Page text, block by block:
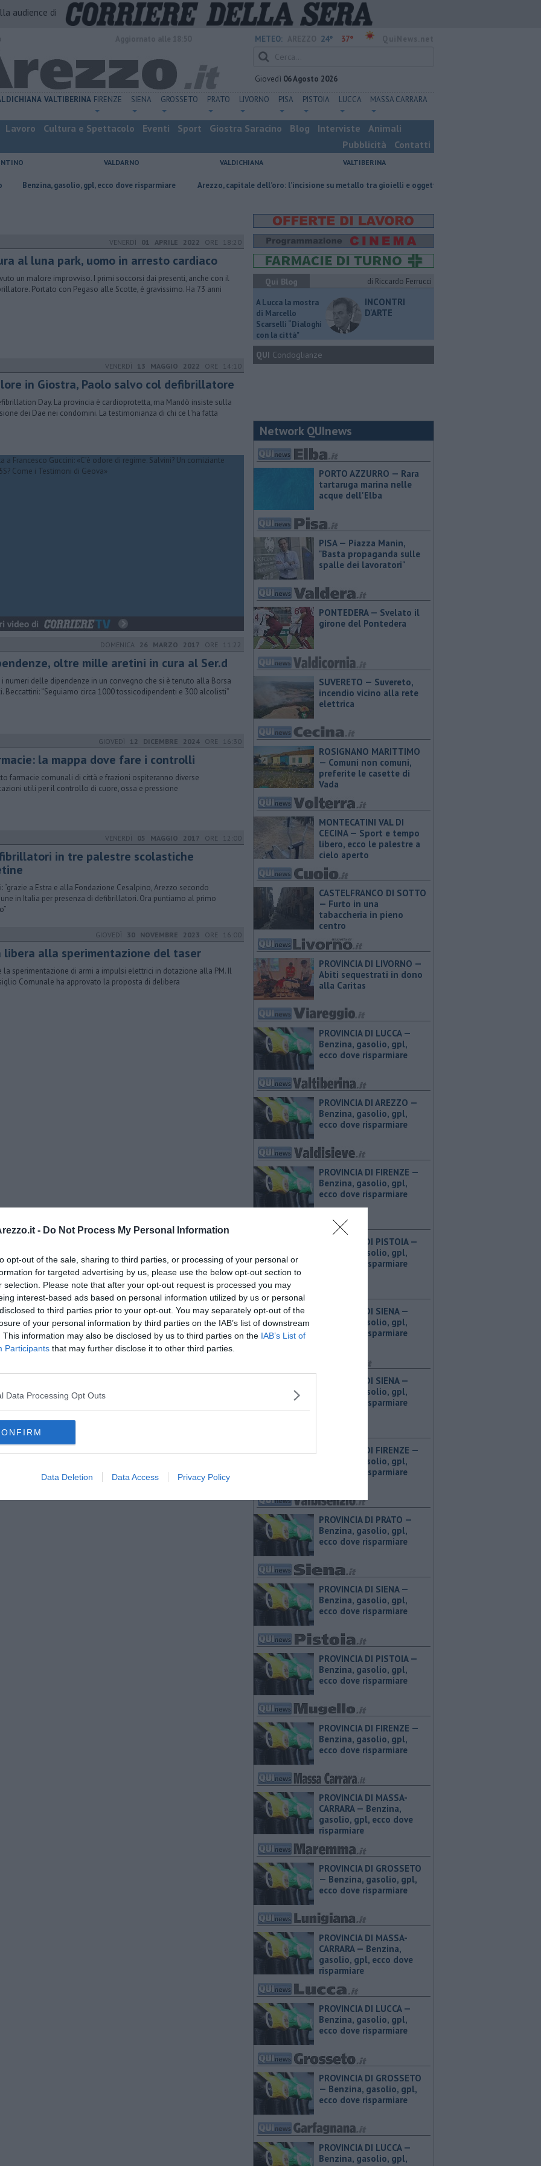
- Do Not Process My Personal Information
opt-out of the sale, sharing to third parties, or processing of your personal or
for targeted advertising by us, please use the below opt-out section to
selection. Please note that after your opt-out request is processed you may
interest-based ads based on personal information utilized by us or personal
to third parties prior to your opt-out. You may separately opt-out of the
of your personal information by third parties on the IAB’s list of downstream
This information may also be disclosed by us to third parties on the IAB’s List of
Participants that may further disclose it to other third parties.
Data Processing Opt Outs
Data Deletion Data Access Privacy Policy
audience di
METEO: 24° 37°
Giovedì 06 Agosto 2026
VALTIBERINA FIRENZE SIENA GROSSETO PRATO LIVORNO PISA PISTOIA LUCCA MASSA CARRARA
Lavoro Cultura e Spettacolo Eventi Sport Giostra Saracino Blog Interviste
Animali
Pubblicità
Contatti
VALDARNO VALDICHIANA VALTIBERINA
gasolio, gpl, ecco dove risparmiare Arezzo, capitale dell’oro: l’incisione su metallo tra gioielli e oggetti personalizzati
VENERDÌ 01 APRILE 2022 ORE 18:20
al luna park, uomo in arresto cardiaco
un malore improvviso. I primi soccorsi dai presenti, anche con il
Portato con Pegaso alle Scotte, è gravissimo. Ha 73 anni
VENERDÌ 13 MAGGIO 2022 ORE 14:10
in Giostra, Paolo salvo col defibrillatore
Day. La provincia è cardioprotetta, ma Mandò insiste sulla
dei Dae nei condomini. La testimonianza di chi ce l'ha fatta
DOMENICA 26 MARZO 2017 ORE 11:22
oltre mille aretini in cura al Ser.d
i numeri delle dipendenze in un convegno che si è tenuto alla Borsa
Beccattini: “Seguiamo circa 1000 tossicodipendenti e 300 alcolisti”
GIOVEDÌ 12 DICEMBRE 2024 ORE 16:30
la mappa dove fare i controlli
farmacie comunali di città e frazioni ospiteranno diverse
utili per il controllo di cuore, ossa e pressione
VENERDÌ 05 MAGGIO 2017 ORE 12:00
in tre palestre scolastiche
“grazie a Estra e alla Fondazione Cesalpino, Arezzo secondo
in Italia per presenza di defibrillatori. Ora puntiamo al primo
GIOVEDÌ 30 NOVEMBRE 2023 ORE 16:00
libera alla sperimentazione del taser
la sperimentazione di armi a impulsi elettrici in dotazione alla PM. Il
Comunale ha approvato la proposta di delibera
Qui Blog di Riccardo Ferrucci
A Lucca la mostra
di Marcello
Scarselli “Dialoghi
con la città"
INCONTRI
D'ARTE
QUI Condoglianze
Network QUInews
PORTO AZZURRO — Rara
tartaruga marina nelle
acque dell'Elba
PISA — Piazza Manin,
"Basta propaganda sulle
spalle dei lavoratori"
PONTEDERA — Svelato il
girone del Pontedera
SUVERETO — Suvereto,
incendio vicino alla rete
elettrica
ROSIGNANO MARITTIMO
— Comuni non comuni,
preferite le casette di
Vada
MONTECATINI VAL DI
CECINA — Sport e tempo
libero, ecco le palestre a
cielo aperto
CASTELFRANCO DI SOTTO
— Furto in una
tabaccheria in pieno
centro
PROVINCIA DI LIVORNO —
Abiti sequestrati in dono
alla Caritas
PROVINCIA DI LUCCA — ​
Benzina, gasolio, gpl,
ecco dove risparmiare
PROVINCIA DI AREZZO — ​
Benzina, gasolio, gpl,
ecco dove risparmiare
PROVINCIA DI FIRENZE — ​
Benzina, gasolio, gpl,
ecco dove risparmiare
PROVINCIA DI PISTOIA — ​
Benzina, gasolio, gpl,
ecco dove risparmiare
PROVINCIA DI SIENA — ​
Benzina, gasolio, gpl,
ecco dove risparmiare
PROVINCIA DI SIENA — ​
Benzina, gasolio, gpl,
ecco dove risparmiare
PROVINCIA DI FIRENZE — ​
Benzina, gasolio, gpl,
ecco dove risparmiare
PROVINCIA DI PRATO — ​
Benzina, gasolio, gpl,
ecco dove risparmiare
PROVINCIA DI SIENA — ​
Benzina, gasolio, gpl,
ecco dove risparmiare
PROVINCIA DI PISTOIA — ​
Benzina, gasolio, gpl,
ecco dove risparmiare
PROVINCIA DI FIRENZE — ​
Benzina, gasolio, gpl,
ecco dove risparmiare
PROVINCIA DI MASSA-
CARRARA — ​Benzina,
gasolio, gpl, ecco dove
risparmiare
PROVINCIA DI GROSSETO
— ​Benzina, gasolio, gpl,
ecco dove risparmiare
PROVINCIA DI MASSA-
CARRARA — ​Benzina,
gasolio, gpl, ecco dove
risparmiare
PROVINCIA DI LUCCA — ​
Benzina, gasolio, gpl,
ecco dove risparmiare
PROVINCIA DI GROSSETO
— ​Benzina, gasolio, gpl,
ecco dove risparmiare
PROVINCIA DI LUCCA — ​
Benzina, gasolio, gpl,